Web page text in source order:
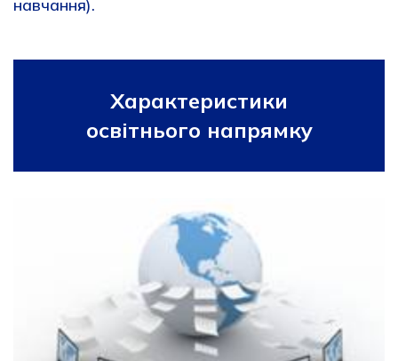
навчання).
Характеристики
освітнього напрямку